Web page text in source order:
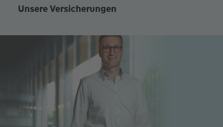
Unsere Versicherungen